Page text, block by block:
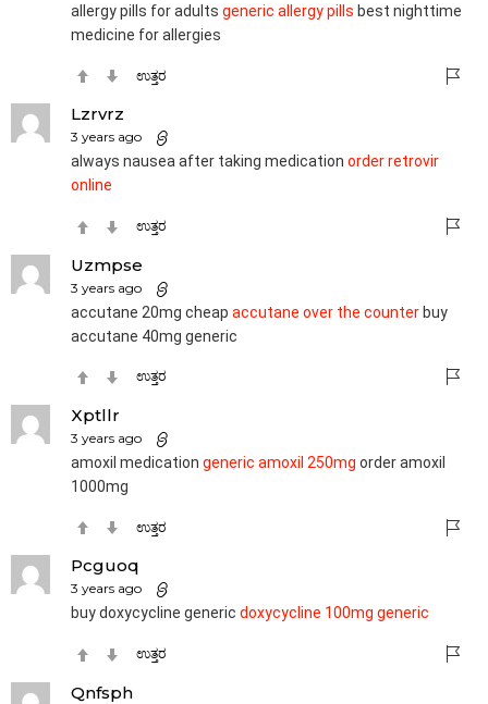
allergy pills for adults generic allergy pills best nighttime
medicine for allergies
ಉತ್ತರ
Lzrvrz
3 years ago
always nausea after taking medication order retrovir
online
ಉತ್ತರ
Uzmpse
3 years ago
accutane 20mg cheap accutane over the counter buy
accutane 40mg generic
ಉತ್ತರ
Xptllr
3 years ago
amoxil medication generic amoxil 250mg order amoxil
1000mg
ಉತ್ತರ
Pcguoq
3 years ago
buy doxycycline generic doxycycline 100mg generic
ಉತ್ತರ
Qnfsph